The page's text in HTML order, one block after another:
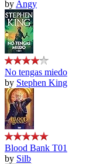
by Angy
No tengas miedo
by Stephen King
Blood Bank T01
by Silb